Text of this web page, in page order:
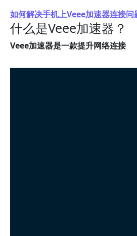
如何解决手机上Veee加速器连接问
什么是Veee加速器？
Veee加速器是一款提升网络连接